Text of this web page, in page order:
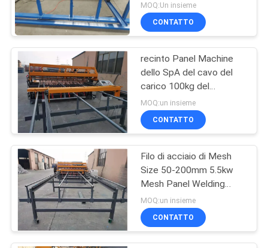
RICHIEDA
UNA
CITAZIONE
MAPPA
DEL
SITO
PRIVACY
POLICY
saldatrice del
pannello reticolare
macchina fissa del
recinto del nodo
33
MOQ:Un insieme
CONTATTO
recinto Panel Machine
dello SpA del cavo del
carico 100kg del
saltatore del cavo
trasversale 5.5kw
MOQ:un insieme
CONTATTO
Filo di acciaio di Mesh
Size 50-200mm 5.5kw
Mesh Panel Welding
Machine
MOQ:un insieme
CONTATTO